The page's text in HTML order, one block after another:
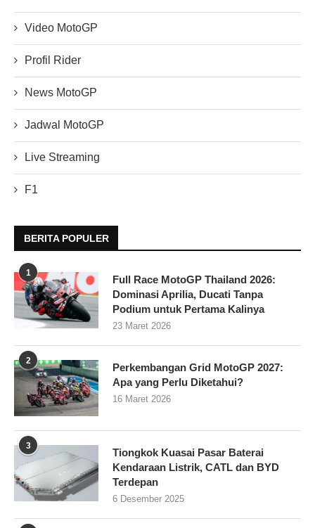
Video MotoGP
Profil Rider
News MotoGP
Jadwal MotoGP
Live Streaming
F1
BERITA POPULER
1
Full Race MotoGP Thailand 2026:
Dominasi Aprilia, Ducati Tanpa
Podium untuk Pertama Kalinya
23 Maret 2026
2
Perkembangan Grid MotoGP 2027:
Apa yang Perlu Diketahui?
16 Maret 2026
3
Tiongkok Kuasai Pasar Baterai
Kendaraan Listrik, CATL dan BYD
Terdepan
6 Desember 2025